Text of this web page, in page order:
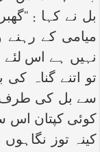
بل نے کہا :
میامی کے رہنے
نہیں ہے اس لئے
تو اتنے گناہ
سے بل کی طرف
کوئی کپتان
کینہ توز